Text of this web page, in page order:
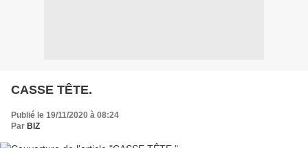
CASSE TÊTE.
Publié le 19/11/2020 à 08:24
Par BIZ